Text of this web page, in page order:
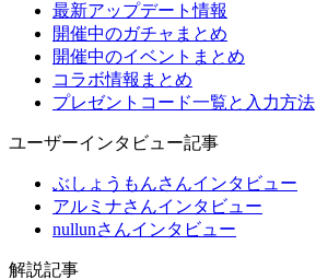
最新アップデート情報
開催中のガチャまとめ
開催中のイベントまとめ
コラボ情報まとめ
プレゼントコード一覧と入力方法
ユーザーインタビュー記事
ぶしょうもんさんインタビュー
アルミナさんインタビュー
nullunさんインタビュー
解説記事